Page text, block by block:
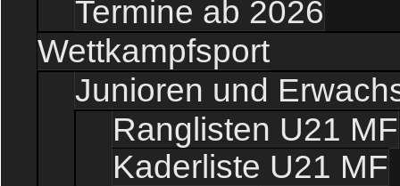
Termine ab 2026
Wettkampfsport
Junioren und
Ranglisten U21 MF
Kaderliste U21 MF